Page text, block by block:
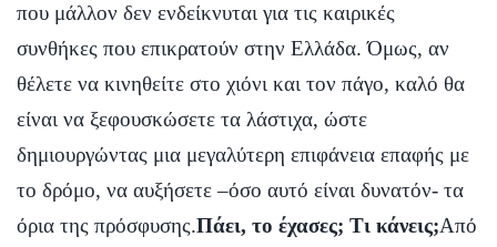
που μάλλον δεν ενδείκνυται για τις καιρικές
συνθήκες που επικρατούν στην Ελλάδα. Όμως, αν
θέλετε να κινηθείτε στο χιόνι και τον πάγο, καλό θα
είναι να ξεφουσκώσετε τα λάστιχα, ώστε
δημιουργώντας μια μεγαλύτερη επιφάνεια επαφής με
το δρόμο, να αυξήσετε –όσο αυτό είναι δυνατόν- τα
όρια της πρόσφυσης.Πάει, το έχασες; Τι κάνεις;Από